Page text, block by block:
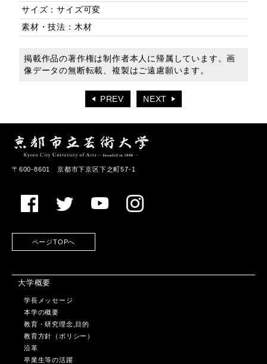
サイズ：サイズ可変
素材・技法：木材
掲載作品の著作権は制作者本人に帰属しています。画
像データの無断転載、複製はご遠慮願います。
PREV NEXT
〒600-8601 京都市下京区下之町57-1
ページTOPへ
大学概要
学長メッセージ
本学の概要
教育・研究理念,目的
教育方針（ポリシー）
沿革
卒業生等の活躍